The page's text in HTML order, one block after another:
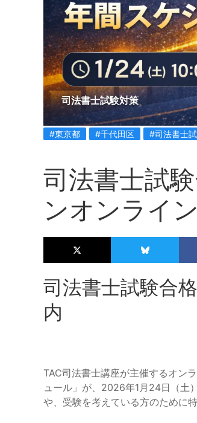
司法書士試験対策
#東京都 #千代田区 #司法書士
司法書士試
ンオンライ
司法書士試験合
内
TAC司法書士講座が主催するオン
ュール」が、2026年1月24日（土
や、受験を考えている方のために